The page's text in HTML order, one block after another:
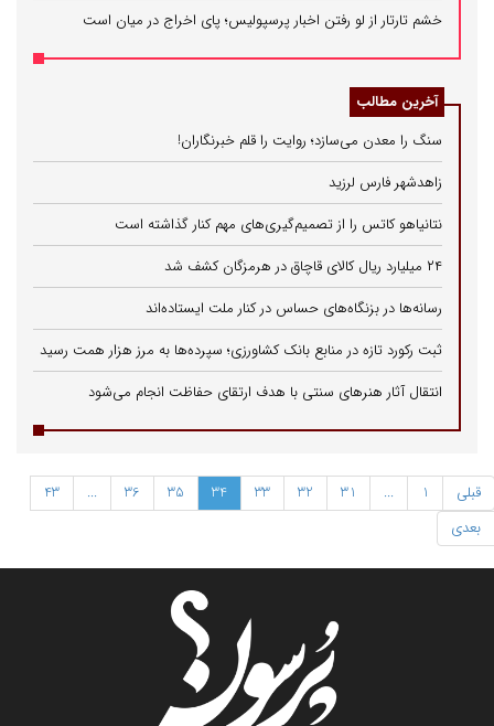
خشم تارتار از لو رفتن اخبار پرسپولیس؛ پای اخراج در میان است
آخرین مطالب
سنگ را معدن می‌سازد؛ روایت را قلم خبرنگاران!
زاهدشهر فارس لرزید
نتانیاهو کاتس را از تصمیم‌گیری‌های مهم کنار گذاشته است
۲۴ میلیارد ریال کالای قاچاق در هرمزگان کشف شد
رسانه‌ها در بزنگاه‌های حساس در کنار ملت ایستاده‌اند
ثبت رکورد تازه در منابع بانک کشاورزی؛ سپرده‌ها به مرز هزار همت رسید
انتقال آثار هنرهای سنتی با هدف ارتقای حفاظت انجام می‌شود
قبلی 1
...
31
32
33
34
35
36
...
43
بعدی